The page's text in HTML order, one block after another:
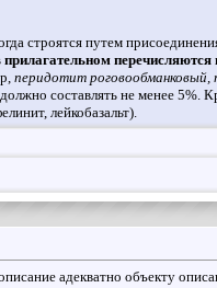
строятся путем
перечисляются
перидотит
составлять не менее
лейкобазальт).
адекватно объекту